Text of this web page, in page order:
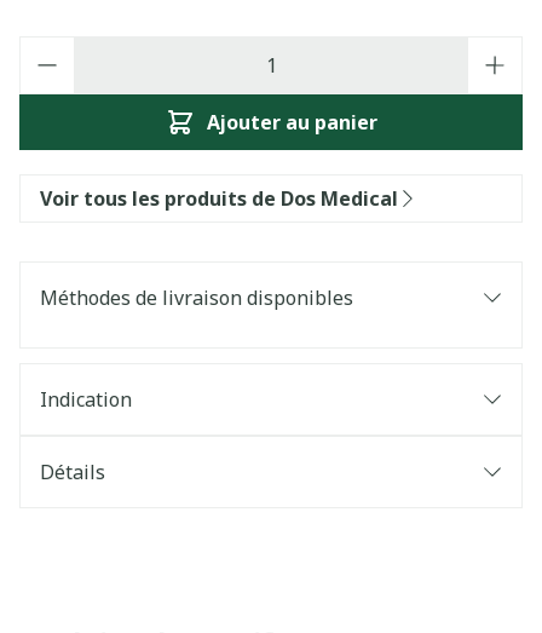
Ajouter au panier
Voir tous les produits de Dos Medical
Méthodes de livraison disponibles
Indication
Détails